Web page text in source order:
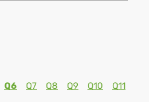
Q6 Q7 Q8 Q9 Q10
Q11